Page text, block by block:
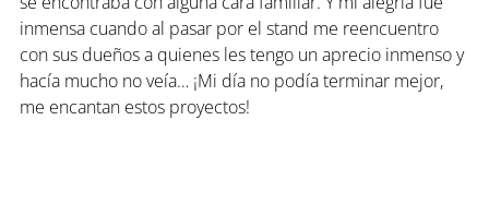
inmensa cuando al pasar por el stand me reencuentro
con sus dueños a quienes les tengo un aprecio inmenso y
hacía mucho no veía… ¡Mi día no podía terminar mejor,
me encantan estos proyectos!